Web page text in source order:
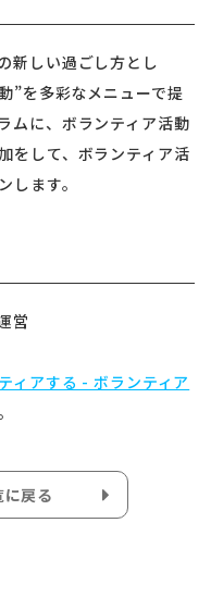
新しい過ごし方とし
”を多彩なメニューで提
ムに、ボランティア活動
をして、ボランティア活
します。
営
ィアする - ボランティア
戻る